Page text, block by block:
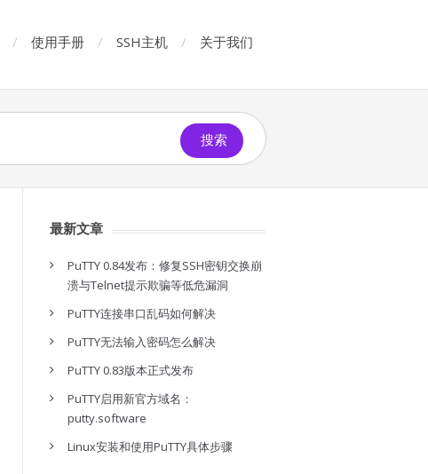
使用手册 SSH主机 关于我们
搜索
最新文章
PuTTY 0.84发布：修复SSH密钥交换崩
溃与Telnet提示欺骗等低危漏洞
PuTTY连接串口乱码如何解决
PuTTY无法输入密码怎么解决
PuTTY 0.83版本正式发布
PuTTY启用新官方域名：
putty.software
Linux安装和使用PuTTY具体步骤